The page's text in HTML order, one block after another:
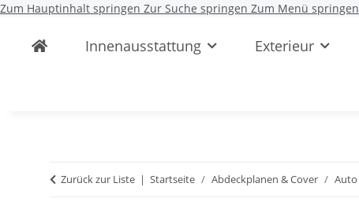
Zum Hauptinhalt springen Zur Suche springen Zum Menü springen
Innenausstattung Exterieur
Zurück zur Liste Startseite Abdeckplanen & Cover Auto